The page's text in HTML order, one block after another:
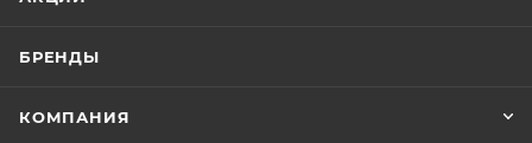
БРЕНДЫ
КОМПАНИЯ